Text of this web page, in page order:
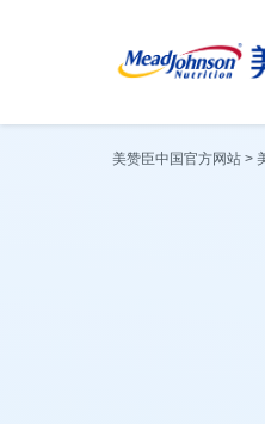
美赞臣中国官方网站